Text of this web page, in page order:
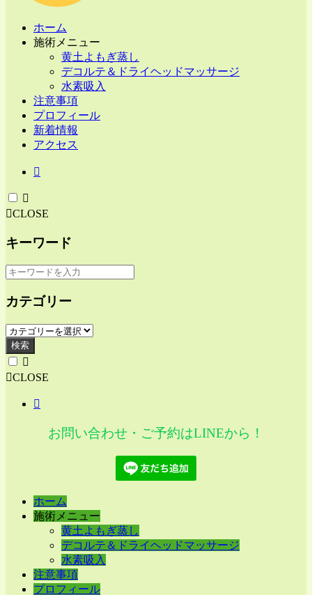
ホーム
施術メニュー
黄土よもぎ蒸し
デコルテ＆ドライヘッドマッサージ
水素吸入
注意事項
プロフィール
新着情報
アクセス
CLOSE
キーワード
カテゴリー
検索
CLOSE
お問い合わせ・ご予約はLINEから！
ホーム
施術メニュー
黄土よもぎ蒸し
デコルテ＆ドライヘッドマッサージ
水素吸入
注意事項
プロフィール